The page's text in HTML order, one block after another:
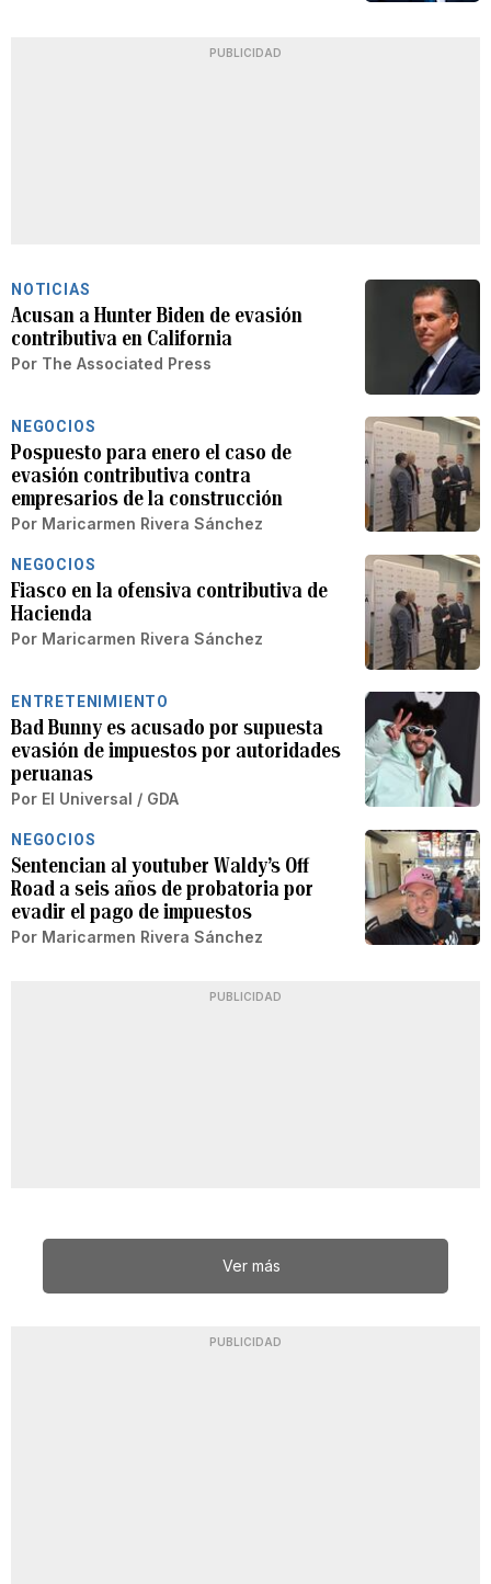
PUBLICIDAD
NOTICIAS
Acusan a Hunter Biden de evasión
contributiva en California
Por The Associated Press
NEGOCIOS
Pospuesto para enero el caso de
evasión contributiva contra
empresarios de la construcción
Por Maricarmen Rivera Sánchez
NEGOCIOS
Fiasco en la ofensiva contributiva de
Hacienda
Por Maricarmen Rivera Sánchez
ENTRETENIMIENTO
Bad Bunny es acusado por supuesta
evasión de impuestos por autoridades
peruanas
Por El Universal / GDA
NEGOCIOS
Sentencian al youtuber Waldy’s Off
Road a seis años de probatoria por
evadir el pago de impuestos
Por Maricarmen Rivera Sánchez
PUBLICIDAD
Ver más
PUBLICIDAD